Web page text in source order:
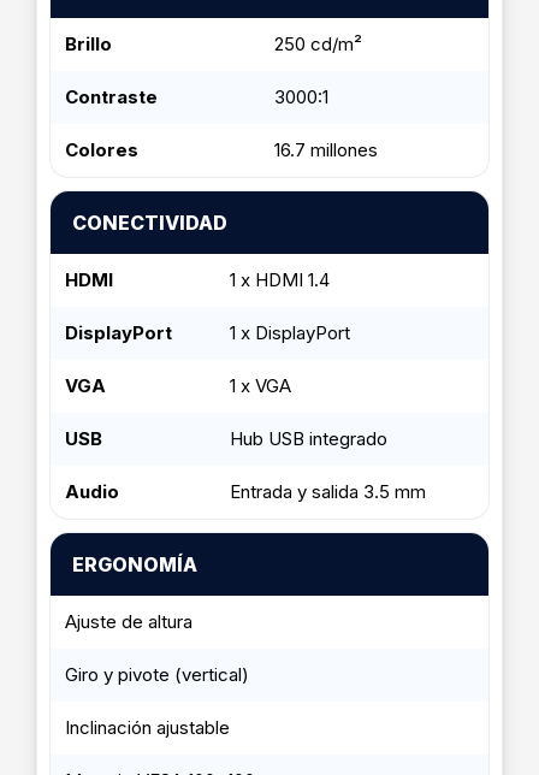
Brillo 250 cd/m²
Contraste 3000:1
Colores 16.7 millones
CONECTIVIDAD
HDMI 1 x HDMI 1.4
DisplayPort 1 x DisplayPort
VGA 1 x VGA
USB Hub USB integrado
Audio Entrada y salida 3.5 mm
ERGONOMÍA
Ajuste de altura
Giro y pivote (vertical)
Inclinación ajustable